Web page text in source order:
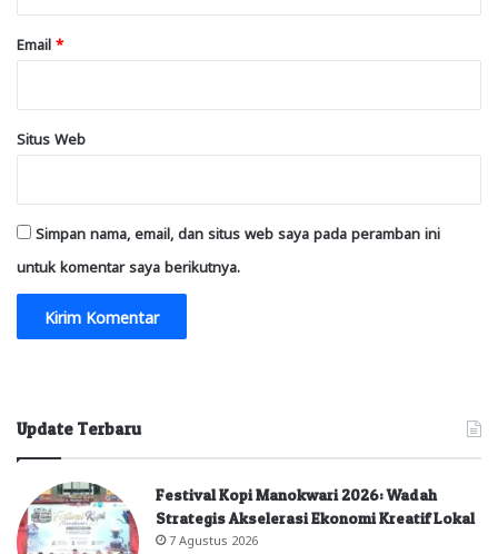
Email *
Situs Web
Simpan nama, email, dan situs web saya pada peramban ini
untuk komentar saya berikutnya.
Update Terbaru
Festival Kopi Manokwari 2026: Wadah
Strategis Akselerasi Ekonomi Kreatif Lokal
7 Agustus 2026